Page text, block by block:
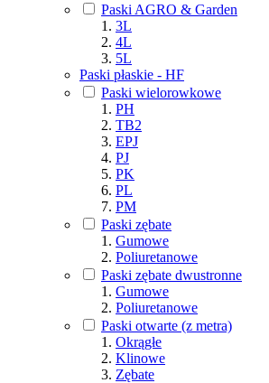
Paski AGRO & Garden
3L
4L
5L
Paski płaskie - HF
Paski wielorowkowe
PH
TB2
EPJ
PJ
PK
PL
PM
Paski zębate
Gumowe
Poliuretanowe
Paski zębate dwustronne
Gumowe
Poliuretanowe
Paski otwarte (z metra)
Okrągłe
Klinowe
Zębate